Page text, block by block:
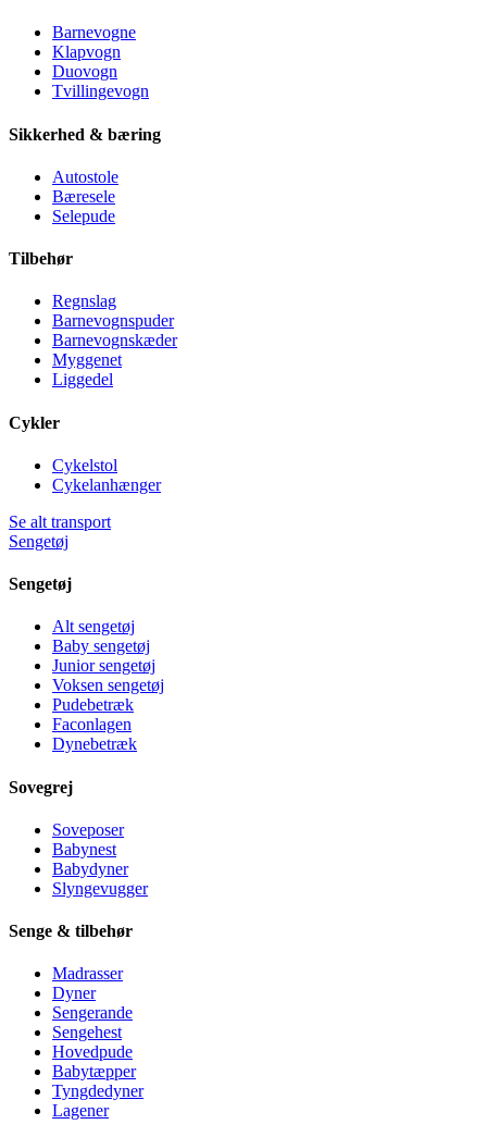
Barnevogne
Klapvogn
Duovogn
Tvillingevogn
Sikkerhed & bæring
Autostole
Bæresele
Selepude
Tilbehør
Regnslag
Barnevognspuder
Barnevognskæder
Myggenet
Liggedel
Cykler
Cykelstol
Cykelanhænger
Se alt transport
Sengetøj
Sengetøj
Alt sengetøj
Baby sengetøj
Junior sengetøj
Voksen sengetøj
Pudebetræk
Faconlagen
Dynebetræk
Sovegrej
Soveposer
Babynest
Babydyner
Slyngevugger
Senge & tilbehør
Madrasser
Dyner
Sengerande
Sengehest
Hovedpude
Babytæpper
Tyngdedyner
Lagener